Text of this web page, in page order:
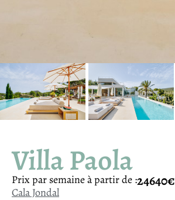
Villa Paola
Prix ​​par semaine à partir de :24640€
Cala Jondal